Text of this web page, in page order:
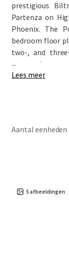
prestigious
Partenza on
Phoenix. The
bedroom floor
two-, and
renter
asset types and
Properties are
transportation
...
Lees meer
Aantal eenheden
5 afbeeldingen